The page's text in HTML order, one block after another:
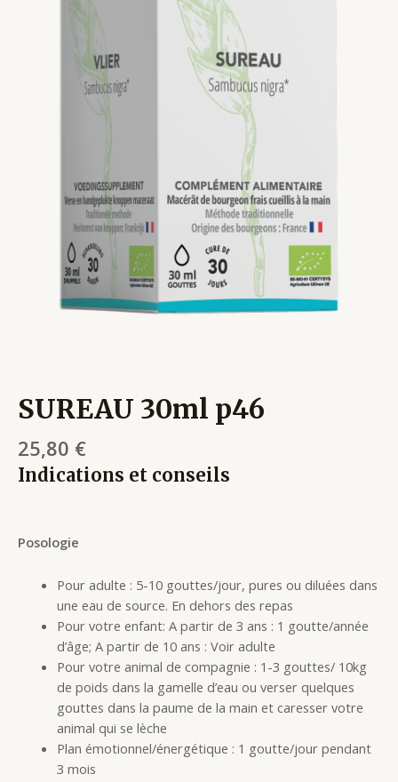
SUREAU 30ml p46
25,80 €
Indications et conseils
Posologie
Pour adulte : 5-10 gouttes/jour, pures ou diluées dans
une eau de source. En dehors des repas
Pour votre enfant: A partir de 3 ans : 1 goutte/année
d’âge; A partir de 10 ans : Voir adulte
Pour votre animal de compagnie : 1-3 gouttes/ 10kg
de poids dans la gamelle d’eau ou verser quelques
gouttes dans la paume de la main et caresser votre
animal qui se lèche
Plan émotionnel/énergétique : 1 goutte/jour pendant
3 mois